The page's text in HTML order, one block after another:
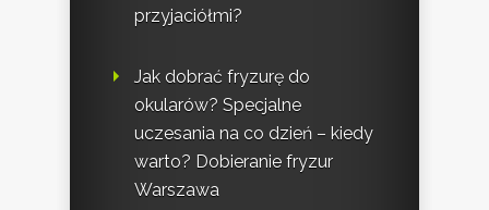
przyjaciółmi?
Jak dobrać fryzurę do
okularów? Specjalne
uczesania na co dzień – kiedy
warto? Dobieranie fryzur
Warszawa